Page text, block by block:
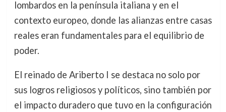
lombardos en la península italiana y en el
contexto europeo, donde las alianzas entre casas
reales eran fundamentales para el equilibrio de
poder.
El reinado de Ariberto I se destaca no solo por
sus logros religiosos y políticos, sino también por
el impacto duradero que tuvo en la configuración